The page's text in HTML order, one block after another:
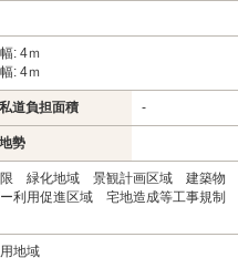
: 4ｍ
: 4ｍ
私道負担面積 -
地勢
緑化地域 景観計画区域 建築物
利用促進区域 宅地造成等工事規制
地域